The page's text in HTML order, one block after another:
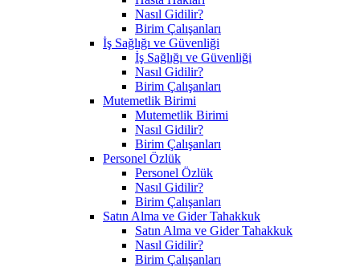
Nasıl Gidilir?
Birim Çalışanları
İş Sağlığı ve Güvenliği
İş Sağlığı ve Güvenliği
Nasıl Gidilir?
Birim Çalışanları
Mutemetlik Birimi
Mutemetlik Birimi
Nasıl Gidilir?
Birim Çalışanları
Personel Özlük
Personel Özlük
Nasıl Gidilir?
Birim Çalışanları
Satın Alma ve Gider Tahakkuk
Satın Alma ve Gider Tahakkuk
Nasıl Gidilir?
Birim Çalışanları